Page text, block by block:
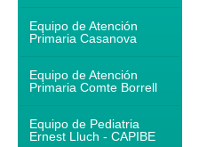
Equipo de Atención
Primaria Casanova
Equipo de Atención
Primaria Comte Borrell
Equipo de Pediatria
Ernest Lluch - CAPIBE